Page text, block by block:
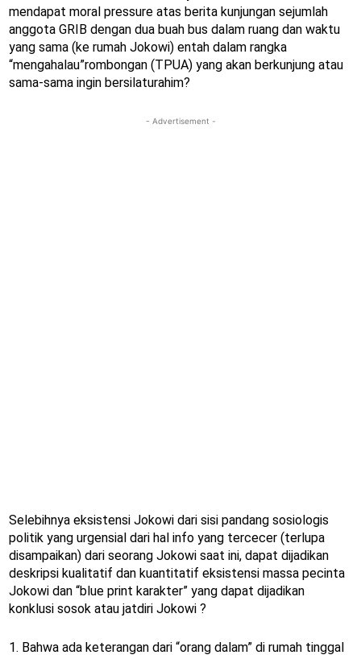
mendapat moral pressure atas berita kunjungan sejumlah
anggota GRIB dengan dua buah bus dalam ruang dan waktu
yang sama (ke rumah Jokowi) entah dalam rangka
“mengahalau”rombongan (TPUA) yang akan berkunjung atau
sama-sama ingin bersilaturahim?
- Advertisement -
Selebihnya eksistensi Jokowi dari sisi pandang sosiologis
politik yang urgensial dari hal info yang tercecer (terlupa
disampaikan) dari seorang Jokowi saat ini, dapat dijadikan
deskripsi kualitatif dan kuantitatif eksistensi massa pecinta
Jokowi dan “blue print karakter” yang dapat dijadikan
konklusi sosok atau jatdiri Jokowi ?
1. Bahwa ada keterangan dari “orang dalam” di rumah tinggal